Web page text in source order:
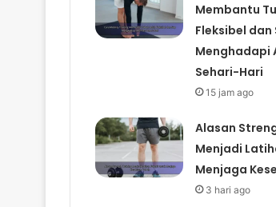
Membantu
Fleksibel dan
Menghadapi
Sehari-Hari
15 jam ago
Alasan
Menjadi
Menjaga
3 hari ago